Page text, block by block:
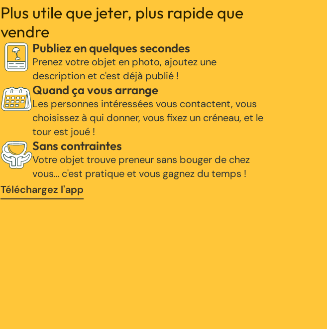
Plus utile que jeter, plus rapide que
vendre
Publiez en quelques secondes
Prenez votre objet en photo, ajoutez une
description et c'est déjà publié !
Quand ça vous arrange
Les personnes intéressées vous contactent, vous
choisissez à qui donner, vous fixez un créneau, et le
tour est joué !
Sans contraintes
Votre objet trouve preneur sans bouger de chez
vous… c'est pratique et vous gagnez du temps !
Téléchargez l'app